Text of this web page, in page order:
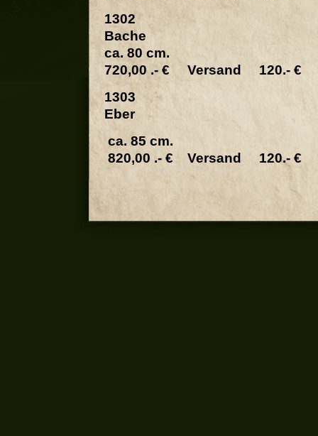
1302
Bache
ca. 80 cm.
720,00 .- € Versand 120.- €
1303
Eber
ca. 85 cm.
820,00 .- € Versand 120.- €